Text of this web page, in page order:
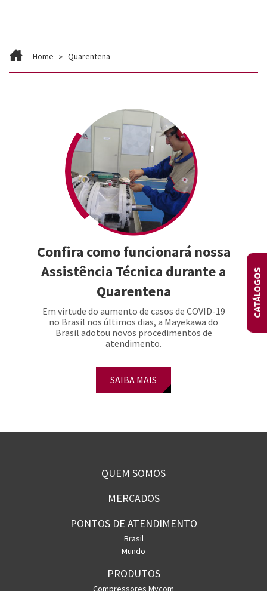
Home Quarentena
Confira como funcionará nossa
Assistência Técnica durante a
Quarentena
Em virtude do aumento de casos de COVID-19
no Brasil nos últimos dias, a Mayekawa do
Brasil adotou novos procedimentos de
atendimento.
SAIBA MAIS
CATÁLOGOS
QUEM SOMOS
MERCADOS
PONTOS DE ATENDIMENTO
Brasil
Mundo
PRODUTOS
Compressores Mycom